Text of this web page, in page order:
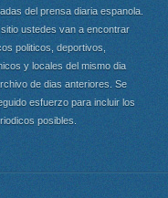
del prensa diaria espanola.
ustedes van a encontrar
politicos, deportivos,
y locales del mismo dia
de dias anteriores. Se
esfuerzo para incluir los
posibles.